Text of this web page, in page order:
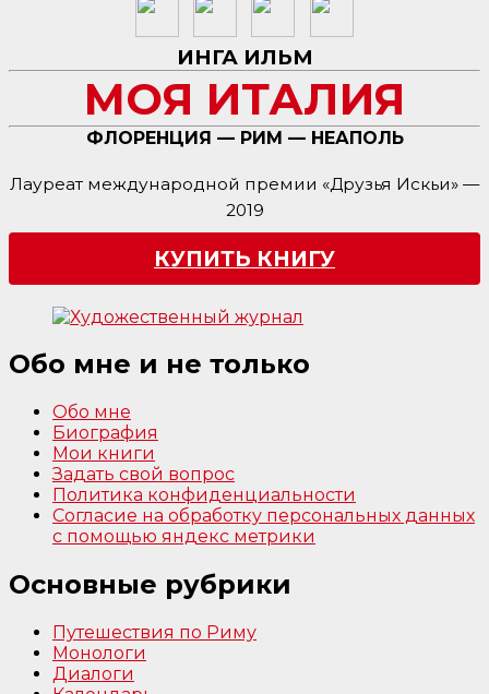
ИНГА ИЛЬМ
МОЯ ИТАЛИЯ
ФЛОРЕНЦИЯ — РИМ — НЕАПОЛЬ
Лауреат международной премии «Друзья Искьи» —
2019
КУПИТЬ КНИГУ
Обо мне и не только
Обо мне
Биография
Мои книги
Задать свой вопрос
Политика конфиденциальности
Согласие на обработку персональных данных
с помощью яндекс метрики
Основные рубрики
Путешествия по Риму
Монологи
Диалоги